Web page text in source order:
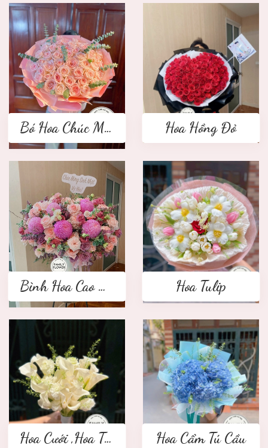
Bó Hoa Chúc Mừng Hoa Hồng Đỏ
Bình Hoa Cao Cấp Hoa Tulip
Hoa Cưới ,Hoa Tay Cầm Cô Dâu Hoa Cẩm Tú Cầu